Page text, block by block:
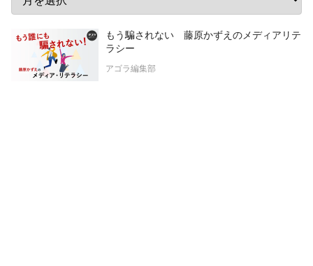
もう騙されない 藤原かずえのメディアリテ
ラシー
アゴラ編集部